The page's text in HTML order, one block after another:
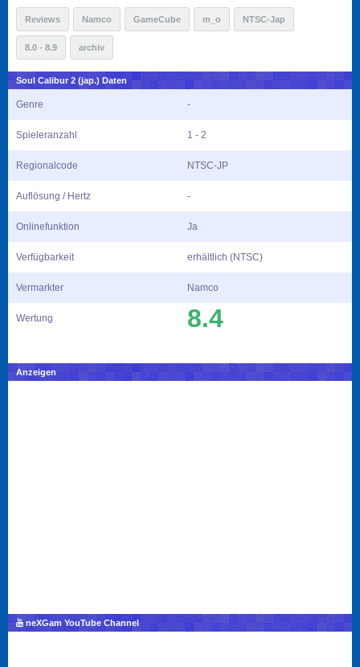
Reviews Namco GameCube m_o NTSC-Jap
8.0 - 8.9 archiv
Soul Calibur 2 (jap.) Daten
Genre -
Spieleranzahl 1 - 2
Regionalcode NTSC-JP
Auflösung / Hertz -
Onlinefunktion Ja
Verfügbarkeit erhältlich (NTSC)
Vermarkter Namco
Wertung 8.4
Anzeigen
neXGam YouTube Channel